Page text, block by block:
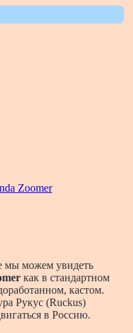
Zoomer
мы можем увидеть
как в стандартном
кастом.
Рукус (Ruckus)
в Россию.